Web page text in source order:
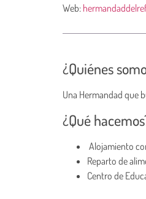
Web:
¿Quiénes
Una Hermandad que
¿Qué
Alojamiento
Reparto de
Centro de